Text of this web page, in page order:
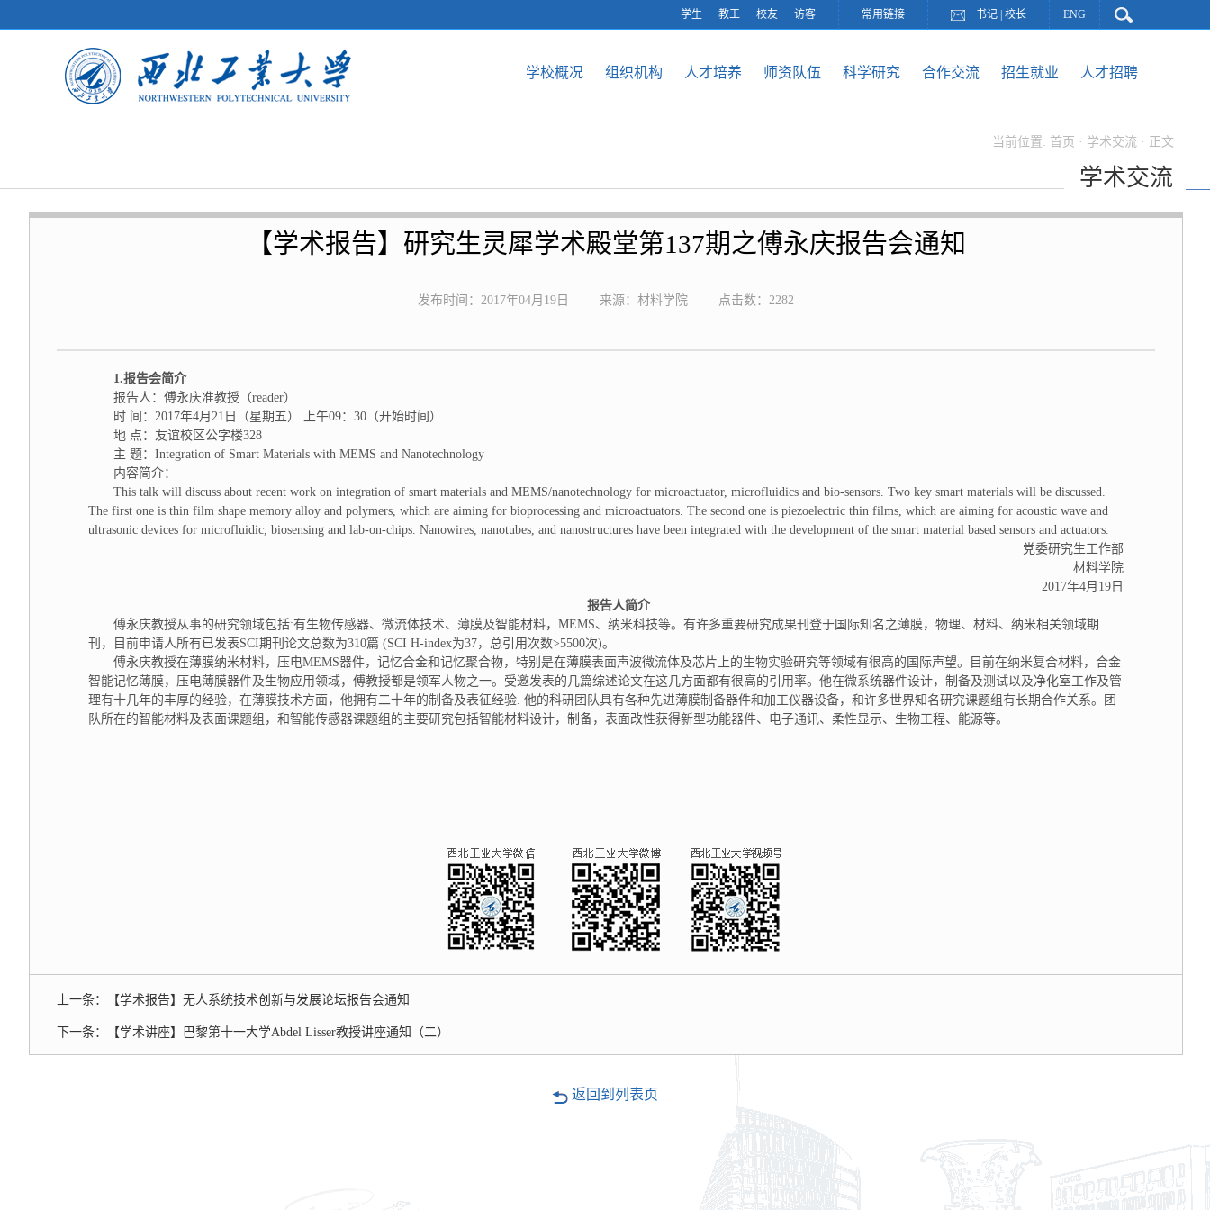
学生 教工 校友 访客 常用链接 书记 校长 ENG
学校概况 组织机构 人才培养 师资队伍 科学研究 合作交流 招生就业 人才招聘
当前位置: 首页 · 学术交流 · 正文
学术交流
【学术报告】研究生灵犀学术殿堂第137期之傅永庆报告会通知
发布时间：2017年04月19日 来源：材料学院 点击数： 2282
1.报告会简介
报告人：傅永庆准教授（reader）
时 间：2017年4月21日（星期五） 上午09：30（开始时间）
地 点：友谊校区公字楼328
主 题：Integration of Smart Materials with MEMS and Nanotechnology
内容简介：
This talk will discuss about recent work on integration of smart materials and MEMS/nanotechnology for microactuator, microfluidics and bio-sensors. Two key smart materials will be discussed.
The first one is thin film shape memory alloy and polymers, which are aiming for bioprocessing and microactuators. The second one is piezoelectric thin films, which are aiming for acoustic wave and
ultrasonic devices for microfluidic, biosensing and lab-on-chips. Nanowires, nanotubes, and nanostructures have been integrated with the development of the smart material based sensors and actuators.
党委研究生工作部
材料学院
2017年4月19 日
报告人简介
傅永庆教授从事的研究领域包括:有生物传感器、微流体技术、薄膜及智能材料，MEMS、纳米科技等。有许多重要研究成果刊登于国际知名之薄膜，物理、材料、纳米相关领域期
刊，目前申请人所有已发表SCI期刊论文总数为310篇 (SCI H-index为37，总引用次数>5500次)。
傅永庆教授在薄膜纳米材料，压电MEMS器件，记忆合金和记忆聚合物，特别是在薄膜表面声波微流体及芯片上的生物实验研究等领域有很高的国际声望。目前在纳米复合材料，合金
智能记忆薄膜，压电薄膜器件及生物应用领域，傅教授都是领军人物之一。受邀发表的几篇综述论文在这几方面都有很高的引用率。他在微系统器件设计，制备及测试以及净化室工作及管
理有十几年的丰厚的经验，在薄膜技术方面，他拥有二十年的制备及表征经验. 他的科研团队具有各种先进薄膜制备器件和加工仪器设备，和许多世界知名研究课题组有长期合作关系。团
队所在的智能材料及表面课题组，和智能传感器课题组的主要研究包括智能材料设计，制备，表面改性获得新型功能器件、电子通讯、柔性显示、生物工程、能源等。
上一条： 【学术报告】无人系统技术创新与发展论坛报告会通知
下一条： 【学术讲座】巴黎第十一大学Abdel Lisser教授讲座通知（二）
返回到列表页